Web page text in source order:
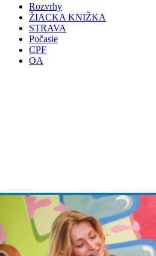
Rozvrhy
ŽIACKA KNIŽKA
STRAVA
Počasie
CPF
OA